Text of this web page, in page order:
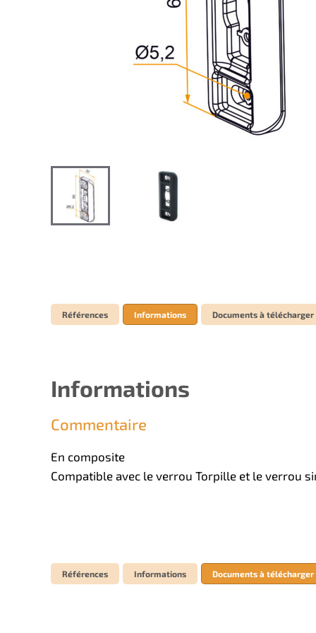
Références Informations Documents à télécharger
Informations
Commentaire
En composite
Compatible avec le verrou Torpille et le verrou
Références Informations Documents à télécharger